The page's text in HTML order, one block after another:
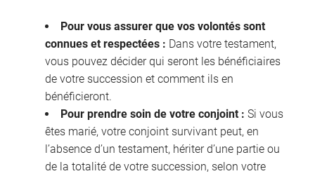
Pour vous assurer que vos volontés sont
connues et respectées : Dans votre testament,
vous pouvez décider qui seront les bénéficiaires
de votre succession et comment ils en
bénéficieront.
Pour prendre soin de votre conjoint : Si vous
êtes marié, votre conjoint survivant peut, en
l’absence d’un testament, hériter d’une partie ou
de la totalité de votre succession, selon votre